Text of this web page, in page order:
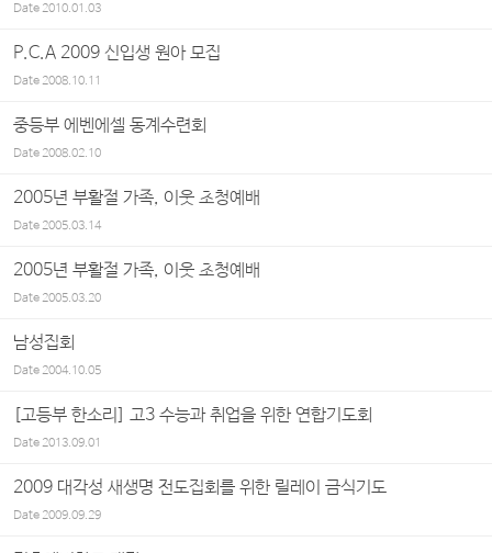
Date2010.01.03
P.C.A 2009 신입생 원아 모집
Date2008.10.11
중등부 에벤에셀 동계수련회
Date2008.02.10
2005년 부활절 가족, 이웃 초청예배
Date2005.03.14
2005년 부활절 가족, 이웃 초청예배
Date2005.03.20
남성집회
Date2004.10.05
[고등부 한소리] 고3 수능과 취업을 위한 연합기도회
Date2013.09.01
2009 대각성 새생명 전도집회를 위한 릴레이 금식기도
Date2009.09.29